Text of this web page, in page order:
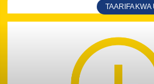
marekebisho
On May 13,
TAARIFA KWA